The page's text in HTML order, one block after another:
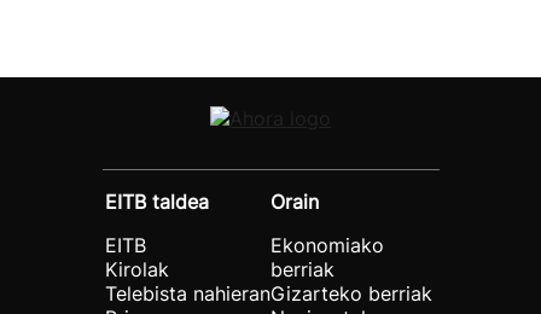
EITB taldea
EITB
Kirolak
Telebista nahieran
Orain
Ekonomiako
berriak
Gizarteko berriak